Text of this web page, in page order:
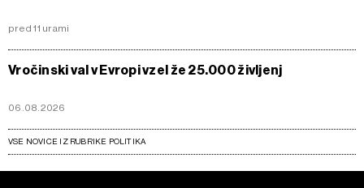
pred 11 urami
Vročinski val v Evropi vzel že 25.000 življenj
06.08.2026
VSE NOVICE IZ RUBRIKE POLITIKA